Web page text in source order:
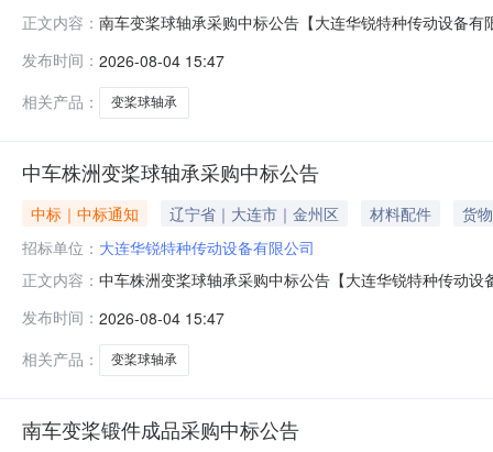
正文内容： 南车变桨球轴承采购中标公告【大连华锐特种传动设备
发布时间： 2026-08-04 15:47
相关产品：
变桨球轴承
中车株洲变桨球轴承采购中标公告
中标｜中标通知 辽宁省｜大连市｜金州区 材料配件
货物
招标单位： 大连华锐特种传动设备有限公司
正文内容： 中车株洲变桨球轴承采购中标公告【大连华锐特种传动
发布时间： 2026-08-04 15:47
相关产品：
变桨球轴承
南车变桨锻件成品采购中标公告